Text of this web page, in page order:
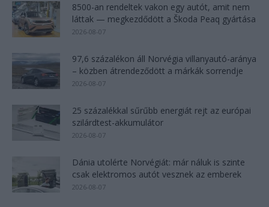
8500-an rendeltek vakon egy autót, amit nem
láttak — megkezdődött a Škoda Peaq gyártása
2026-08-07
97,6 százalékon áll Norvégia villanyautó-aránya
– közben átrendeződött a márkák sorrendje
2026-08-07
25 százalékkal sűrűbb energiát rejt az európai
szilárdtest-akkumulátor
2026-08-07
Dánia utolérte Norvégiát: már náluk is szinte
csak elektromos autót vesznek az emberek
2026-08-07